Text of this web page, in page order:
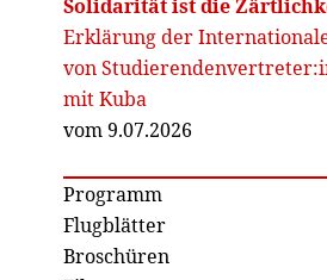
Solidarität ist die
Erklärung der
von
mit Kuba
vom 9.07.2026
Programm
Flugblätter
Broschüren